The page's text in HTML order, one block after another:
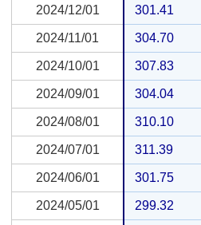
2024/12/01 301.41
2024/11/01 304.70
2024/10/01 307.83
2024/09/01 304.04
2024/08/01 310.10
2024/07/01 311.39
2024/06/01 301.75
2024/05/01 299.32
2024/12/01
2024/11/01
2024/10/01
2024/09/01
2024/08/01
2024/07/01
2024/06/01
2024/05/01